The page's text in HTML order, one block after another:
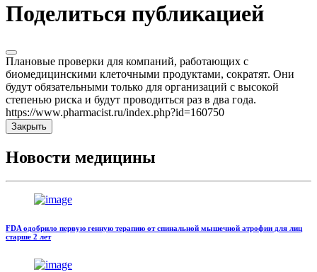
Поделиться публикацией
Плановые проверки для компаний, работающих с
биомедицинскими клеточными продуктами, сократят. Они
будут обязательными только для организаций с высокой
степенью риска и будут проводиться раз в два года.
https://www.pharmacist.ru/index.php?id=160750
Закрыть
Новости медицины
FDA одобрило первую генную терапию от спинальной мышечной атрофии для лиц
старше 2 лет